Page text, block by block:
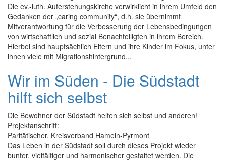
Die ev.-luth. Auferstehungskirche verwirklicht in ihrem Umfeld den
Gedanken der „caring community“, d.h. sie übernimmt
Mitverantwortung für die Verbesserung der Lebensbedingungen
von wirtschaftlich und sozial Benachteiligten in ihrem Bereich.
Hierbei sind hauptsächlich Eltern und ihre Kinder im Fokus, unter
ihnen viele mit Migrationshintergrund...
Wir im Süden - Die Südstadt
hilft sich selbst
Die Bewohner der Südstadt helfen sich selbst und anderen!
Projektanschrift:
Paritätischer, Kreisverband Hameln-Pyrmont
Das Leben in der Südstadt soll durch dieses Projekt wieder
bunter, vielfältiger und harmonischer gestaltet werden. Die